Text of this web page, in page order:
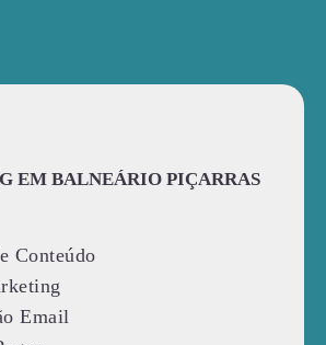
EM BALNEÁRIO PIÇARRAS
Conteúdo
Email